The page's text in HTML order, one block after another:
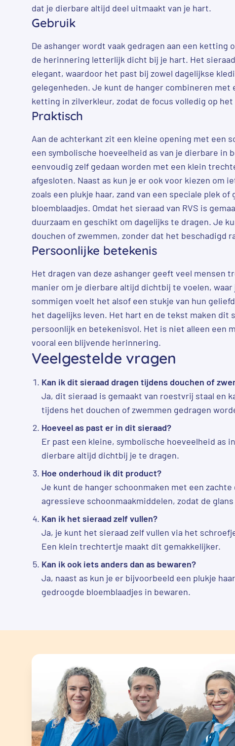
dat je dierbare altijd deel uitmaakt van je hart.
Gebruik
De ashanger wordt vaak gedragen aan een ketting
de herinnering letterlijk dicht bij je hart. Het
elegant, waardoor het past bij zowel dagelijkse
gelegenheden. Je kunt de hanger combineren met
ketting in zilverkleur, zodat de focus volledig op
Praktisch
Aan de achterkant zit een kleine opening met een
een symbolische hoeveelheid as van je dierbare in
eenvoudig zelf gedaan worden met een klein
afgesloten. Naast as kun je er ook voor kiezen om
zoals een plukje haar, zand van een speciale plek of
bloemblaadjes. Omdat het sieraad van RVS is
duurzaam en geschikt om dagelijks te dragen. Je
douchen of zwemmen, zonder dat het beschadigd
Persoonlijke betekenis
Het dragen van deze ashanger geeft veel mensen
manier om je dierbare altijd dichtbij te voelen, waar
sommigen voelt het alsof een stukje van hun
het dagelijks leven. Het hart en de tekst maken dit
persoonlijk en betekenisvol. Het is niet alleen een
vooral een blijvende herinnering.
Veelgestelde vragen
Kan ik dit sieraad dragen tijdens douchen of
Ja, dit sieraad is gemaakt van roestvrij staal en
tijdens het douchen of zwemmen gedragen
Hoeveel as past er in dit sieraad?
Er past een kleine, symbolische hoeveelheid as
dierbare altijd dichtbij je te dragen.
Hoe onderhoud ik dit product?
Je kunt de hanger schoonmaken met een zachte
agressieve schoonmaakmiddelen, zodat de
Kan ik het sieraad zelf vullen?
Ja, je kunt het sieraad zelf vullen via het
Een klein trechtertje maakt dit gemakkelijker.
Kan ik ook iets anders dan as bewaren?
Ja, naast as kun je er bijvoorbeeld een plukje
gedroogde bloemblaadjes in bewaren.